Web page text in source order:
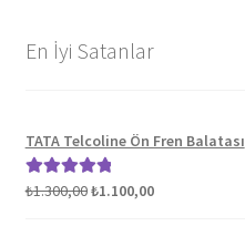
En İyi Satanlar
TATA Telcoline Ön Fren Balatası
5 üzerinden
₺1.300,00Orijinal
₺1.100,00Şu